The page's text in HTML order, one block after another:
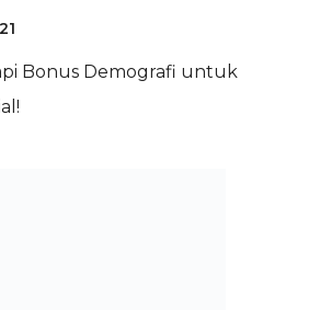
Bonus Demografi untuk